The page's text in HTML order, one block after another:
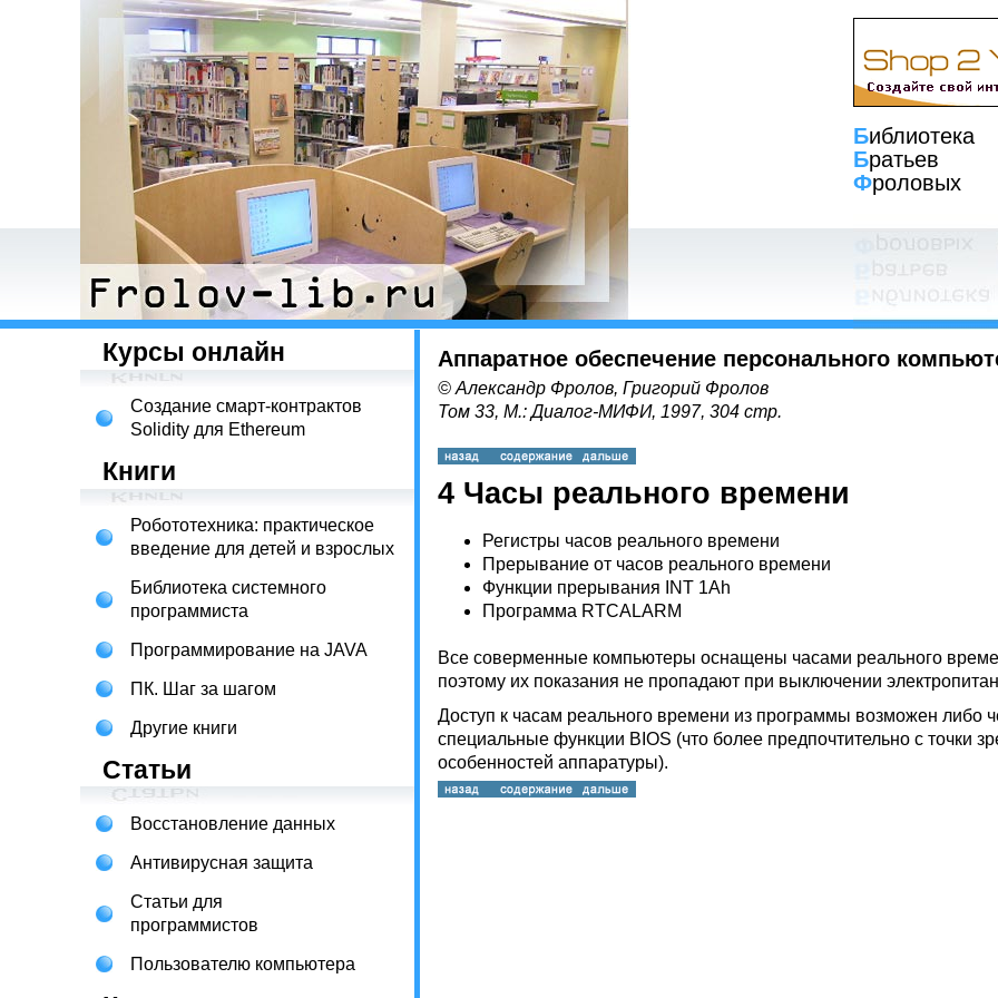
Библиотека
Братьев
Фроловых
Курсы онлайн
Создание смарт-контрактов
Solidity для Ethereum
Книги
Робототехника: практическое
введение для детей и взрослых
Библиотека системного
программиста
Программирование на JAVA
ПК. Шаг за шагом
Другие книги
Статьи
Восстановление данных
Антивирусная защита
Статьи для
программистов
Пользователю компьютера
Аппаратное обеспечение персонального
© Александр Фролов, Григорий Фролов
Том 33, М.: Диалог-МИФИ, 1997, 304 стр.
4 Часы реального времени
Регистры часов реального времени
Прерывание от часов реального времени
Функции прерывания INT 1Ah
Программа RTCALARM
Все соверменные компьютеры оснащены часами реального
поэтому их показания не пропадают при выключении
Доступ к часам реального времени из программы возможен либо
специальные функции BIOS (что более предпочтительно с точки
особенностей аппаратуры).